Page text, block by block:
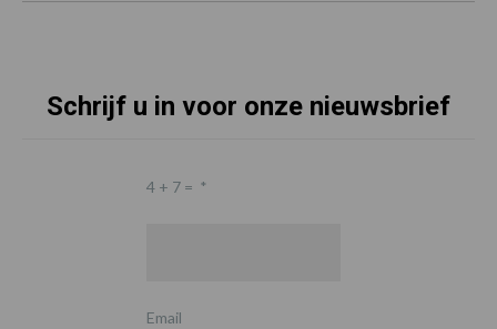
Schrijf u in voor onze nieuwsbrief
4 + 7 = *
Email